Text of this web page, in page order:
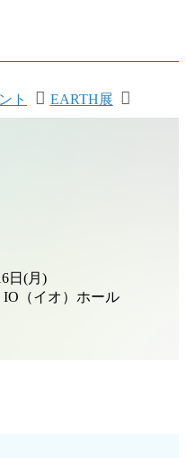
ト EARTH展
日(月)
（イオ）ホール